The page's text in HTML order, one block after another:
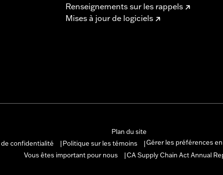
Renseignements sur les rappels
Mises à jour de logiciels
Plan du site
confidentialité Politique sur les témoins Gérer les préférences
Vous êtes important pour nous
CA Supply Chain Act Annual